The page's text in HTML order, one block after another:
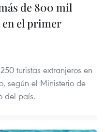
de 800 mil
el primer
turistas extranjeros en
según el Ministerio de
del país.